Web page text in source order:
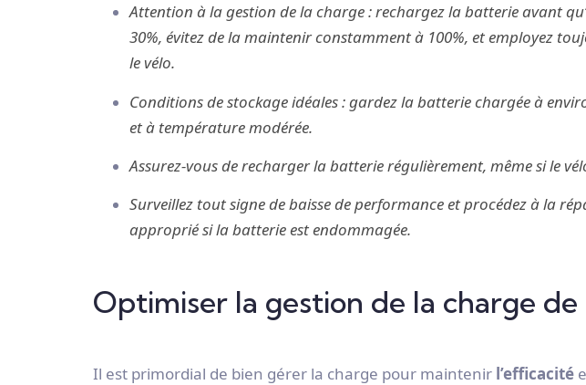
Attention à la gestion de la charge : rechargez la batterie avant
30%, évitez de la maintenir constamment à 100%, et employez
le vélo.
Conditions de stockage idéales : gardez la batterie chargée à
et à température modérée.
Assurez-vous de recharger la batterie régulièrement, même si le
Surveillez tout signe de baisse de performance et procédez à la
approprié si la batterie est endommagée.
Optimiser la gestion de la charge
Il est primordial de bien gérer la charge pour maintenir l’efficacité